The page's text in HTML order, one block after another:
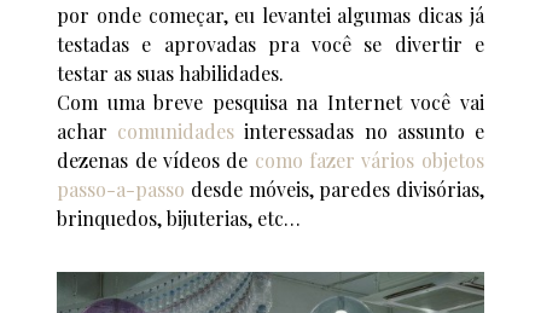
por onde começar, eu levantei algumas dicas já
testadas e aprovadas pra você se divertir e
testar as suas habilidades.
Com uma breve pesquisa na Internet você vai
achar comunidades interessadas no assunto e
dezenas de vídeos de como fazer vários objetos
passo-a-passo desde móveis, paredes divisórias,
brinquedos, bijuterias, etc…